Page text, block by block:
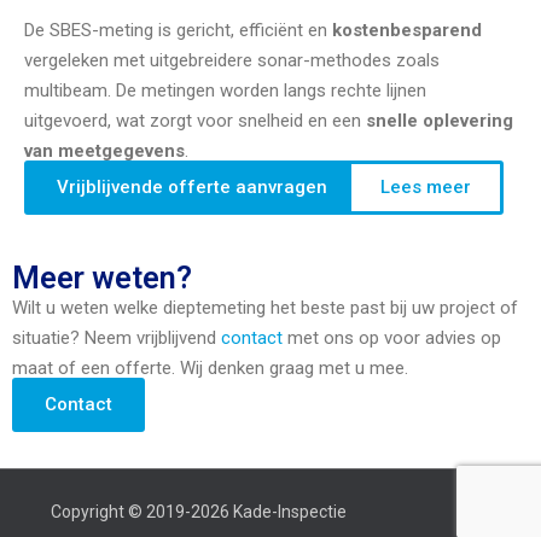
De SBES-meting is gericht, efficiënt en kostenbesparend
vergeleken met uitgebreidere sonar-methodes zoals
multibeam. De metingen worden langs rechte lijnen
uitgevoerd, wat zorgt voor snelheid en een snelle oplevering
van meetgegevens.
Vrijblijvende offerte aanvragen
Lees meer
Meer weten?
Wilt u weten welke dieptemeting het beste past bij uw project of
situatie? Neem vrijblijvend contact met ons op voor advies op
maat of een offerte. Wij denken graag met u mee.
Contact
Copyright © 2019-2026 Kade-Inspectie